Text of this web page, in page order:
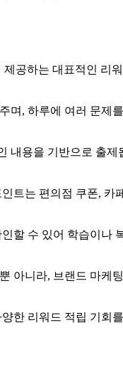
제공하는 대표적인 리
며, 하루에 여러 문제
내용을 기반으로 출
트는 편의점 쿠폰,
할 수 있어 학습이
아니라, 브랜드 마케
한 리워드 적립 기